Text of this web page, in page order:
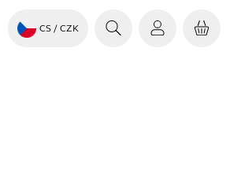
CS / CZK